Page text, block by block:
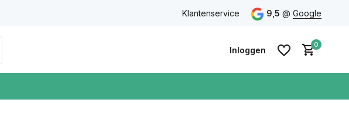
Gratis verzending vanaf €75 in Nederland &
Klantenservice 9,5 @ Google
Inloggen
0